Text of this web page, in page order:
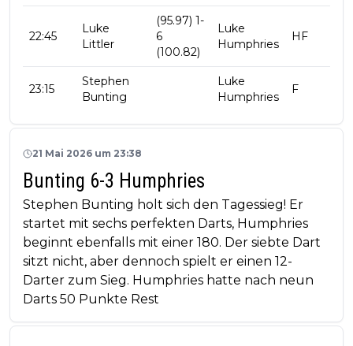
22:45
Luke
Littler
(95.97) 1-
6
(100.82)
Luke
Humphries
HF
23:15
Stephen
Bunting
Luke
Humphries
F
21 Mai 2026 um 23:38
Bunting 6-3 Humphries
Stephen Bunting holt sich den Tagessieg! Er
startet mit sechs perfekten Darts, Humphries
beginnt ebenfalls mit einer 180. Der siebte Dart
sitzt nicht, aber dennoch spielt er einen 12-
Darter zum Sieg. Humphries hatte nach neun
Darts 50 Punkte Rest